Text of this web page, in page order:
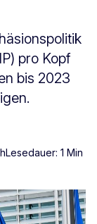
pro Kopf
bis 2023
Lesedauer: 1 Min